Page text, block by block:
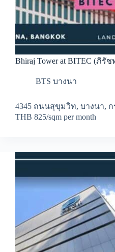
Bhiraj Tower at BITEC (ภิรั
BTS บางนา
4345 ถนนสุขุมวิท, บางนา, ก
THB 825/sqm per month